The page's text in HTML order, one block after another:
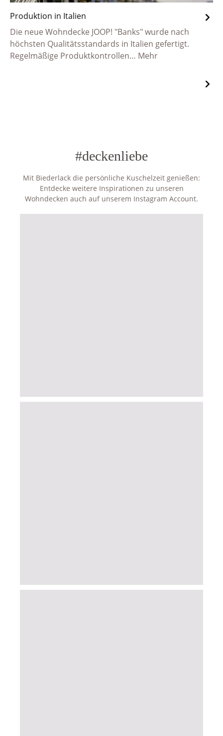
Produktion in Italien
Die neue Wohndecke JOOP! "Banks" wurde nach
höchsten Qualitätsstandards in Italien gefertigt.
Regelmäßige Produktkontrollen… Mehr
#deckenliebe
Mit Biederlack die persönliche Kuschelzeit genießen:
Entdecke weitere Inspirationen zu unseren
Wohndecken auch auf unserem Instagram Account.